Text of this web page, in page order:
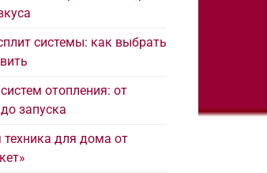
системы: как выбрать
отопления: от
запуска
техника для дома от